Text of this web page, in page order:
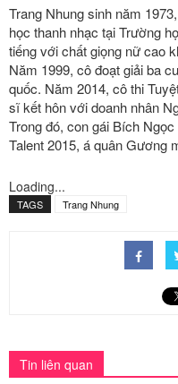
Trang Nhung sinh năm
học thanh nhạc tại Trường
tiếng với chất giọng nữ cao
Năm 1999, cô đoạt giải ba
quốc. Năm 2014, cô thi
sĩ kết hôn với doanh nhân
Trong đó, con gái Bích
Talent 2015, á quân Gương
Loading...
TAGS Trang Nhung
Tin liên quan